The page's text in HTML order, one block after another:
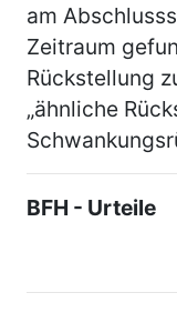
am
Zeitraum
Rückstellung
„ähnliche
BFH - Urteile